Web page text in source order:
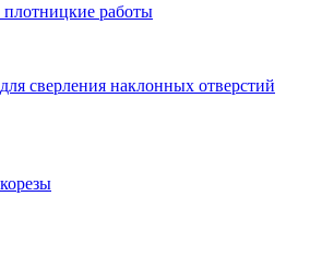
работы
сверления наклонных отверстий